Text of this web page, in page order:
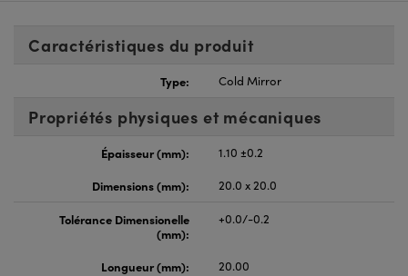
Caractéristiques du produit
Type: Cold Mirror
Propriétés physiques et mécaniques
Épaisseur (mm):
1.10 ±0.2
Dimensions (mm):
20.0 x 20.0
Tolérance Dimensionelle
(mm):
+0.0/-0.2
Longueur (mm): 20.00